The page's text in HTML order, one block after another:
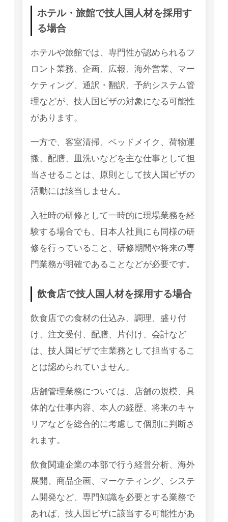
ホテル・旅館で技人国人材を採用す
る場合
ホテルや旅館では、専門性が認められるフ
ロント業務、企画、広報、海外営業、マー
ケティング、通訳・翻訳、予約システム管
理などが、技人国ビザの対象になる可能性
があります。
一方で、客室清掃、ベッドメイク、荷物運
搬、配膳、皿洗いなどを主な仕事として担
当させることは、原則として技人国ビザの
活動には該当しません。
入社時の研修として一時的に現場業務を経
験する場合でも、日本人社員にも同様の研
修を行っていること、研修期間や将来の専
門業務が明確であることなどが必要です。
飲食店で技人国人材を採用する場合
飲食店での食材の仕込み、調理、盛り付
け、注文受付、配膳、片付け、会計など
は、技人国ビザで主業務として担当するこ
とは認められていません。
店舗管理業務については、店舗の規模、具
体的な仕事内容、本人の経歴、将来のキャ
リアなどを総合的に考慮して個別に判断さ
れます。
飲食関連企業の本部で行う経営分析、海外
展開、商品企画、マーケティング、システ
ム開発など、専門知識を必要とする業務で
あれば、技人国ビザに該当する可能性があ